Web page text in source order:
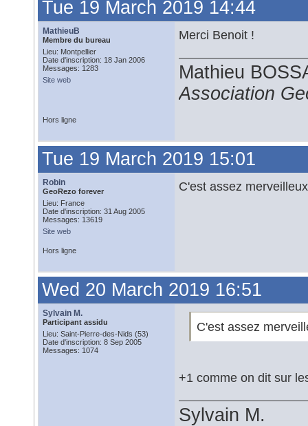
Tue 19 March 2019 14:44
MathieuB
Membre du bureau
Lieu: Montpellier
Date d'inscription: 18 Jan 2006
Messages: 1283
Site web
Merci Benoit !
Mathieu
Association
Hors ligne
Tue 19 March 2019 15:01
Robin
GeoRezo forever
Lieu: France
Date d'inscription: 31 Aug 2005
Messages: 13619
Site web
C'est assez
Hors ligne
Wed 20 March 2019 16:51
Sylvain M.
Participant assidu
Lieu: Saint-Pierre-des-Nids (53)
Date d'inscription: 8 Sep 2005
Messages: 1074
C'est assez
+1 comme on dit sur
Sylvain M.